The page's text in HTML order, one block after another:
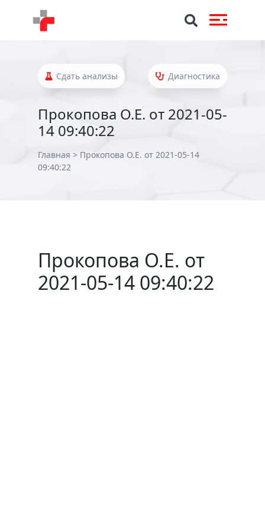
Сдать анализы Диагностика
Прокопова О.Е. от 2021-05-
14 09:40:22
Главная > Прокопова О.Е. от 2021-05-14
09:40:22
Прокопова О.Е. от
2021-05-14 09:40:22